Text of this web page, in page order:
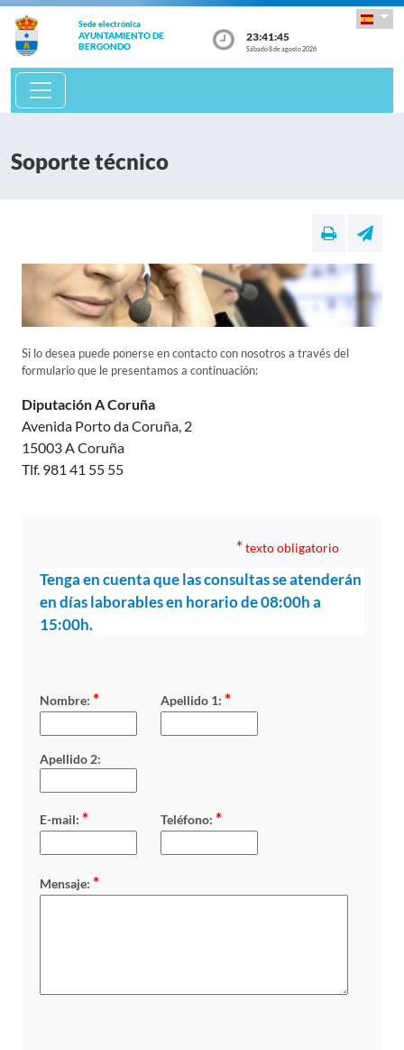
Sede electrónica
AYUNTAMIENTO DE
BERGONDO
23:41:47
Sábado 8 de agosto 2026
Soporte técnico
Si lo desea puede ponerse en contacto con nosotros a través del
formulario que le presentamos a continuación:
Diputación A Coruña
Avenida Porto da Coruña, 2
15003 A Coruña
Tlf. 981 41 55 55
*texto obligatorio
Tenga en cuenta que las consultas se atenderán
en días laborables en horario de 08:00h a
15:00h.
Nombre: * Apellido 1: *
Apellido 2:
E-mail: * Teléfono: *
Mensaje: *